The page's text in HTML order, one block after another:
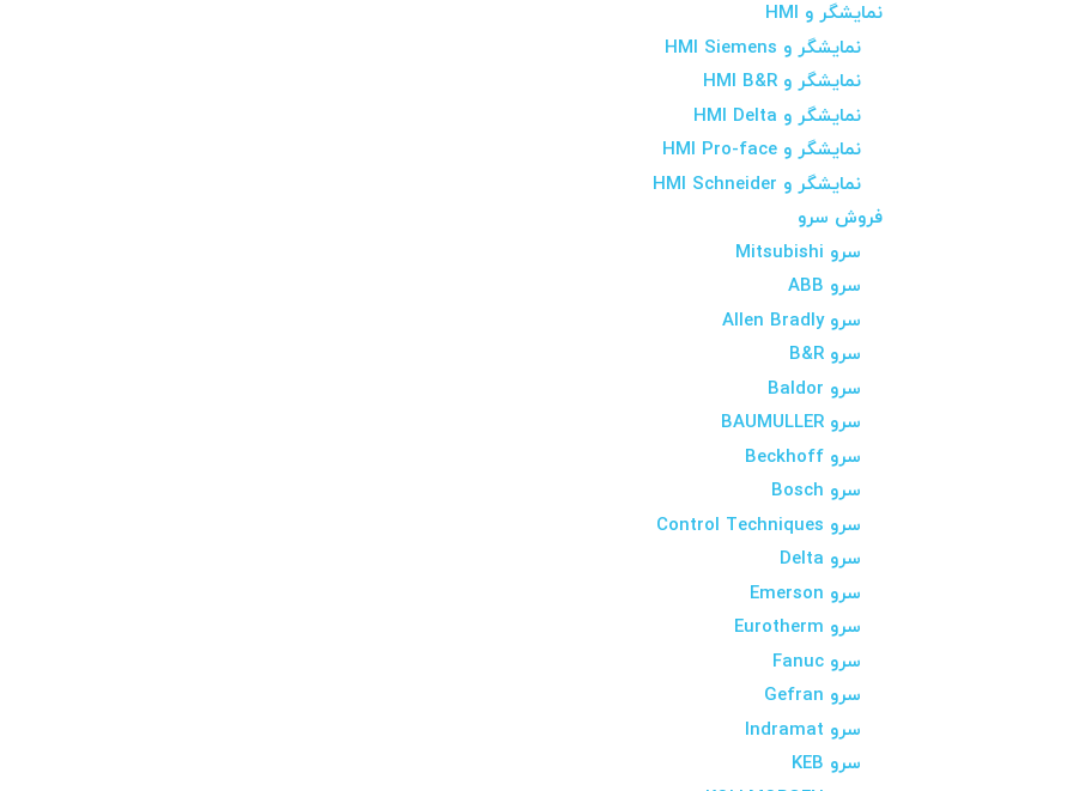
نمایشگر و HMI
نمایشگر و HMI Siemens
نمایشگر و HMI B&R
نمایشگر و HMI Delta
نمایشگر و HMI Pro-face
نمایشگر و HMI Schneider
فروش سرو
سرو Mitsubishi
سرو ABB
سرو Allen Bradly
سرو B&R
سرو Baldor
سرو BAUMULLER
سرو Beckhoff
سرو Bosch
سرو Control Techniques
سرو Delta
سرو Emerson
سرو Eurotherm
سرو Fanuc
سرو Gefran
سرو Indramat
سرو KEB